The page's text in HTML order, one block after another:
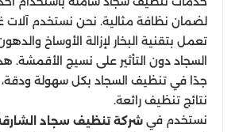
لضمان نظافة مثالية. نحن نستخدم
تعمل بتقنية البخار لإزالة الأوساخ
السجاد دون التأثير على نسيج الأقمشة.
جدًا في تنظيف السجاد بكل سهولة
نتائج تنظيف رائعة.
نستخدم في شركة تنظيف سجاد